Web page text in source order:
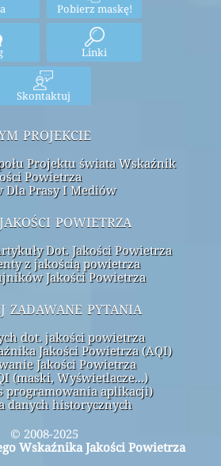
Pobierz maskę!
Linki
Skontaktuj
projekcie
Projektu świata Wskaźnik
Powietrza
Dla Prasy I Mediów
powietrza
Dot. Jakości Powietrza
z jakością powietrza
Jakości Powietrza
zadawane pytania
dot. jakości powietrza
Jakości Powietrza (AQI)
Jakości Powietrza
(maski, Wyświetlacze...)
programowania aplikacji)
danych historycznych
© 2008-2025
Wskaźnika Jakości Powietrza